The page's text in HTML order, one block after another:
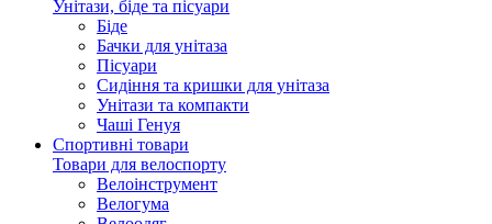
Унітази, біде та пісуари
Біде
Бачки для унітаза
Пісуари
Сидіння та кришки для унітаза
Унітази та компакти
Чаші Генуя
Спортивні товари
Товари для велоспорту
Велоінструмент
Велогума